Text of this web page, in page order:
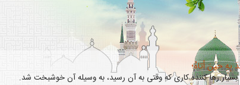
حينَ أتاهُ؛
رها كننده كارى كه وقتى به آن رسيد، به وسيله آن خوشبخت شد.